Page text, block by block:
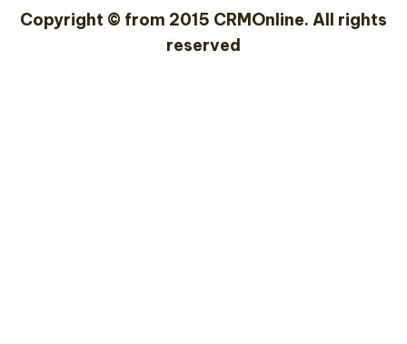
Copyright © from 2015 CRMOnline. All rights
reserved